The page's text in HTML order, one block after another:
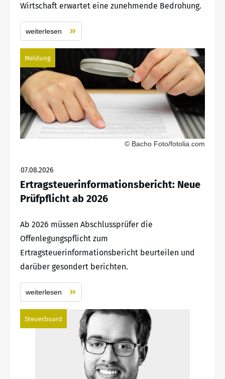
Wirtschaft erwartet eine zunehmende Bedrohung.
weiterlesen
Meldung
© Bacho Foto/fotolia.com
07.08.2026
Ertragsteuerinformationsbericht: Neue
Prüfpflicht ab 2026
Ab 2026 müssen Abschlussprüfer die
Offenlegungspflicht zum
Ertragsteuerinformationsbericht beurteilen und
darüber gesondert berichten.
weiterlesen
Steuerboard